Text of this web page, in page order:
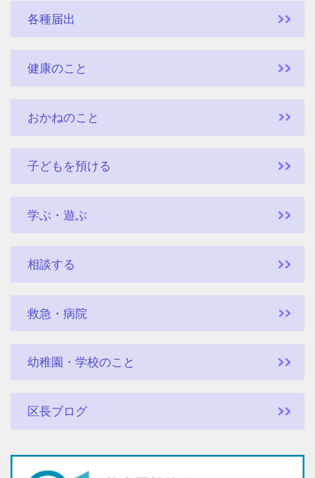
各種届出
健康のこと
おかねのこと
子どもを預ける
学ぶ・遊ぶ
相談する
救急・病院
幼稚園・学校のこと
区長ブログ